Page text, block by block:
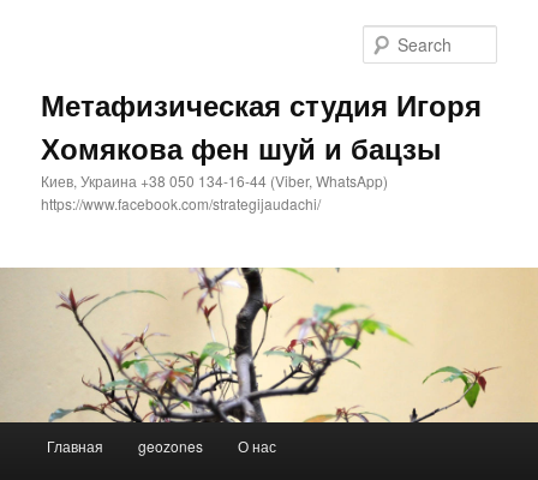
Метафизическая студия Игоря
Хомякова фен шуй и бацзы
Киев, Украина +38 050 134-16-44 (Viber, WhatsApp)
https://www.facebook.com/strategijaudachi/
Skip
Skip
Главная geozones О нас